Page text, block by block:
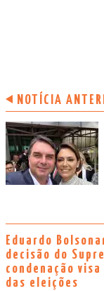
NOTÍCIA
Eduardo
decisão do
condenação
das eleições